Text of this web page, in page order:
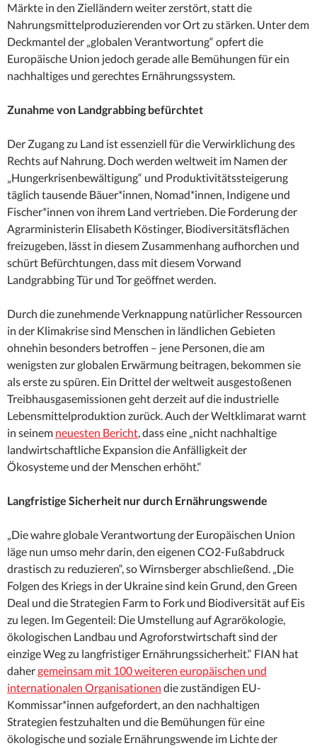
Märkte in den Zielländern weiter zerstört, statt die
Nahrungsmittelproduzierenden vor Ort zu stärken. Unter dem
Deckmantel der „globalen Verantwortung“ opfert die
Europäische Union jedoch gerade alle Bemühungen für ein
nachhaltiges und gerechtes Ernährungssystem.
Zunahme von Landgrabbing befürchtet
Der Zugang zu Land ist essenziell für die Verwirklichung des
Rechts auf Nahrung. Doch werden weltweit im Namen der
„Hungerkrisenbewältigung“ und Produktivitätssteigerung
täglich tausende Bäuer*innen, Nomad*innen, Indigene und
Fischer*innen von ihrem Land vertrieben. Die Forderung der
Agrarministerin Elisabeth Köstinger, Biodiversitätsflächen
freizugeben, lässt in diesem Zusammenhang aufhorchen und
schürt Befürchtungen, dass mit diesem Vorwand
Landgrabbing Tür und Tor geöffnet werden.
Durch die zunehmende Verknappung natürlicher Ressourcen
in der Klimakrise sind Menschen in ländlichen Gebieten
ohnehin besonders betroffen – jene Personen, die am
wenigsten zur globalen Erwärmung beitragen, bekommen sie
als erste zu spüren. Ein Drittel der weltweit ausgestoßenen
Treibhausgasemissionen geht derzeit auf die industrielle
Lebensmittelproduktion zurück. Auch der Weltklimarat warnt
in seinem neuesten Bericht, dass eine „nicht nachhaltige
landwirtschaftliche Expansion die Anfälligkeit der
Ökosysteme und der Menschen erhöht.“
Langfristige Sicherheit nur durch Ernährungswende
„Die wahre globale Verantwortung der Europäischen Union
läge nun umso mehr darin, den eigenen CO2-Fußabdruck
drastisch zu reduzieren“, so Wirnsberger abschließend. „Die
Folgen des Kriegs in der Ukraine sind kein Grund, den Green
Deal und die Strategien Farm to Fork und Biodiversität auf Eis
zu legen. Im Gegenteil: Die Umstellung auf Agrarökologie,
ökologischen Landbau und Agroforstwirtschaft sind der
einzige Weg zu langfristiger Ernährungssicherheit.“ FIAN hat
dahergemeinsam mit 100 weiteren europäischen und
internationalen Organisationen die zuständigen EU-
Kommissar*innen aufgefordert, an den nachhaltigen
Strategien festzuhalten und die Bemühungen für eine
ökologische und soziale Ernährungswende im Lichte der